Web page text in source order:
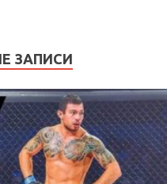
ЗАПИСИ